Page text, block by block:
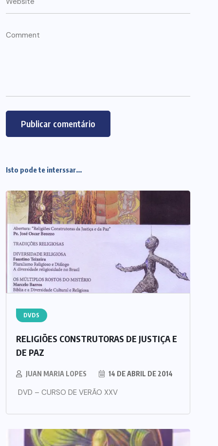
Isto pode te interssar...
DVDS
RELIGIÕES CONSTRUTORAS DE JUSTIÇA E
DE PAZ
JUAN MARIA LOPES 14 DE ABRIL DE 2014
DVD – CURSO DE VERÃO XXV